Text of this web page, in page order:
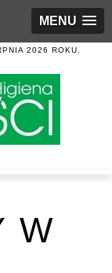
MENU
2026 ROKU.
W